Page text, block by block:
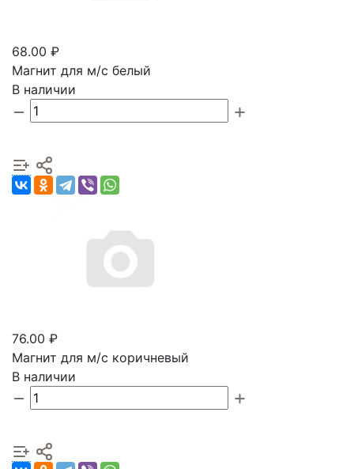
68.00 ₽
Магнит для м/с белый
В наличии
76.00 ₽
Магнит для м/с коричневый
В наличии